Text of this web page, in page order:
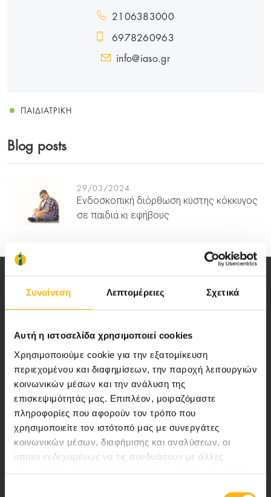
Συναίνεση Λεπτομέρειες Σχετικά
Αυτή η ιστοσελίδα χρησιμοποιεί cookies
Χρησιμοποιούμε cookie για την εξατομίκευση
περιεχομένου και διαφημίσεων, την παροχή λειτουργιών
κοινωνικών μέσων και την ανάλυση της
επισκεψιμότητάς μας. Επιπλέον, μοιραζόμαστε
πληροφορίες που αφορούν τον τρόπο που
χρησιμοποιείτε τον ιστότοπό μας με συνεργάτες
κοινωνικών μέσων, διαφήμισης και αναλύσεων, οι
οποίοι ενδεχομένως να τις συνδυάσουν με άλλες
πληροφορίες που τους έχετε παραχωρήσει ή τις οποίες
2106383000
6978260963
info@iaso.gr
ΠΑΙΔΙΑΤΡΙΚΉ
Blog posts
29/03/2024
Ενδοσκοπική διόρθωση κύστης κόκκυγος
σε παιδιά κι εφήβους
ποιότητας ολοκληρωμένες υπηρεσίες
υγείας.
Περιοχή Ιατρών